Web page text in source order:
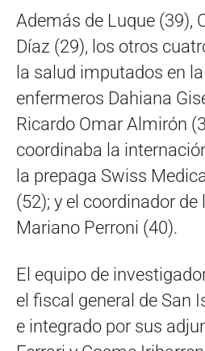
Además de Luque (39),
Díaz (29), los otros
la salud imputados en
enfermeros Dahiana
Ricardo Omar Almirón
coordinaba la
la prepaga Swiss
(52); y el coordinador de
Mariano Perroni (40).
El equipo de
el fiscal general de San
e integrado por sus